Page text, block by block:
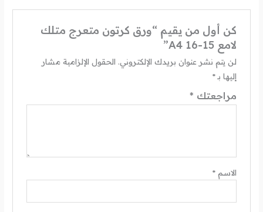
كن أول من يقيم “ورق كرتون متعرج متلك
لامع A4 16-15”
لن يتم نشر عنوان بريدك الإلكتروني. الحقول الإلزامية مشار
إليها بـ*
مراجعتك *
الاسم *